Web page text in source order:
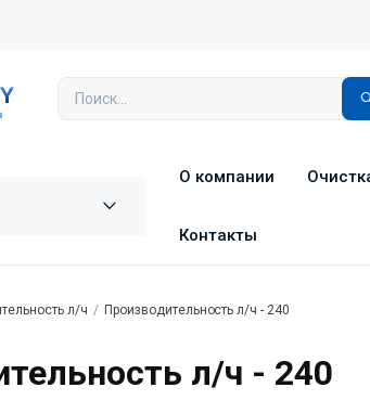
О компании
Контакты
л/ч Производительность л/ч - 240
л/ч - 240